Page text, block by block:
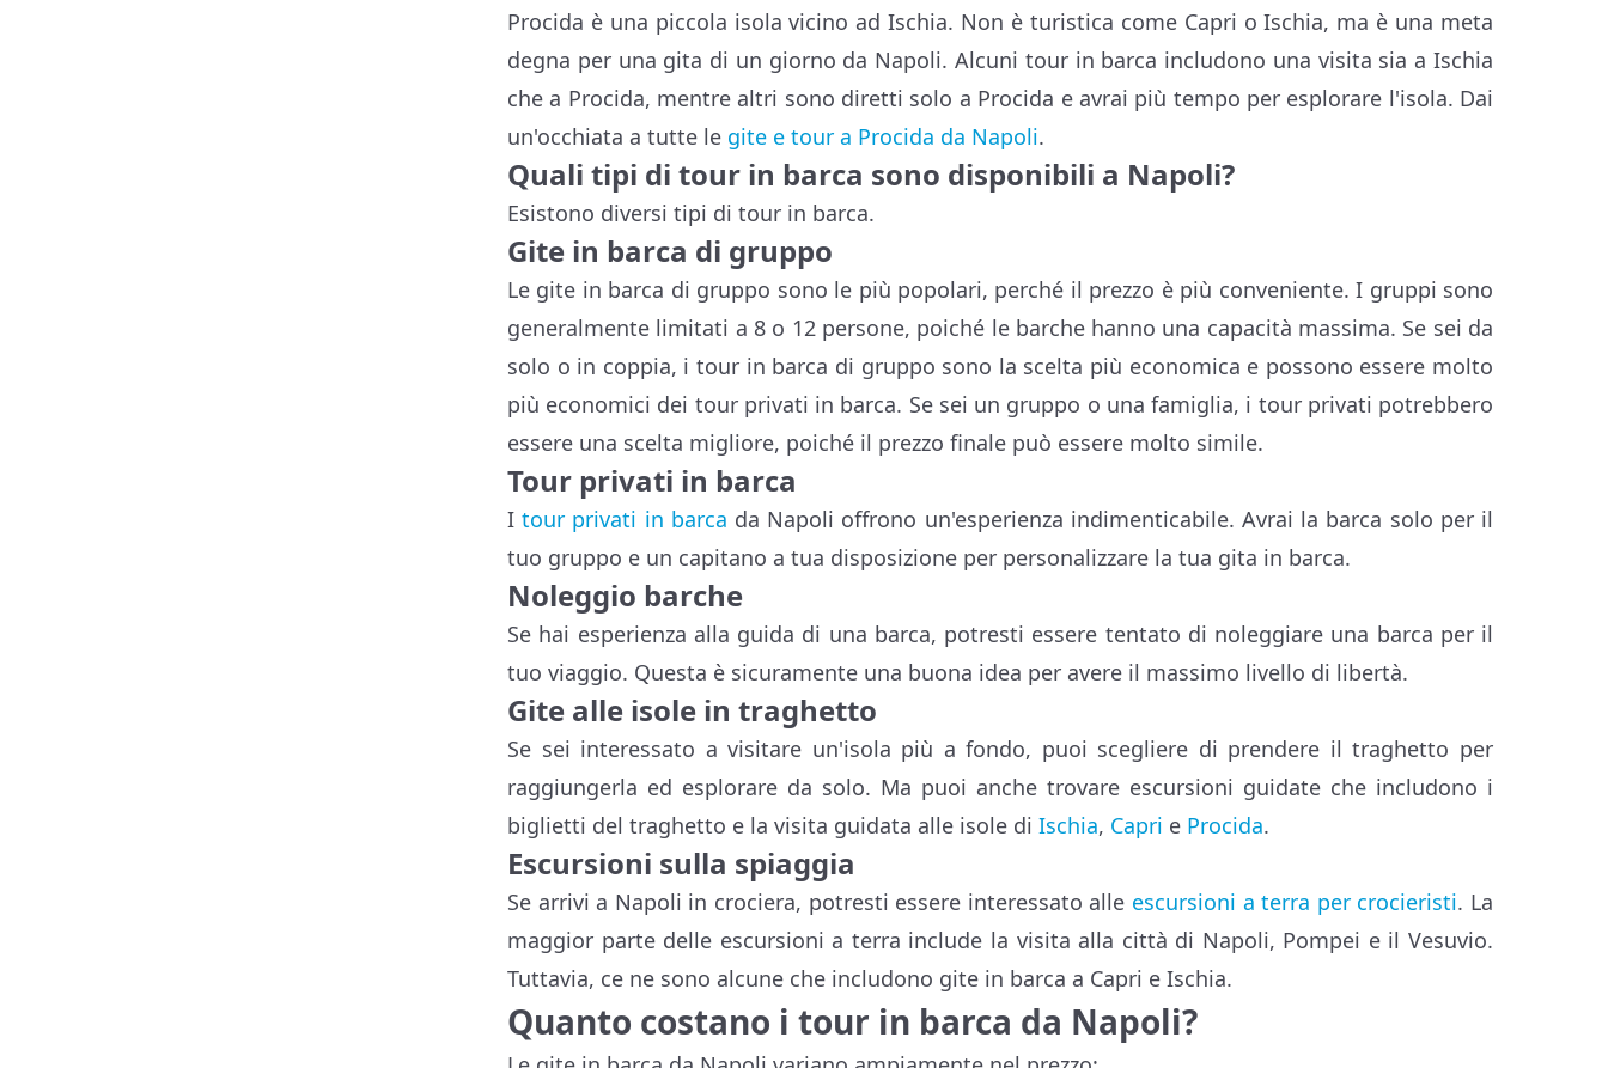
Procida è una piccola isola vicino ad Ischia. Non è turistica come Capri o Ischia, ma è una meta
degna per una gita di un giorno da Napoli. Alcuni tour in barca includono una visita sia a Ischia
che a Procida, mentre altri sono diretti solo a Procida e avrai più tempo per esplorare l'isola. Dai
un'occhiata a tutte le gite e tour a Procida da Napoli.
Quali tipi di tour in barca sono disponibili a Napoli?
Esistono diversi tipi di tour in barca.
Gite in barca di gruppo
Le gite in barca di gruppo sono le più popolari, perché il prezzo è più conveniente. I gruppi sono
generalmente limitati a 8 o 12 persone, poiché le barche hanno una capacità massima. Se sei da
solo o in coppia, i tour in barca di gruppo sono la scelta più economica e possono essere molto
più economici dei tour privati in barca. Se sei un gruppo o una famiglia, i tour privati potrebbero
essere una scelta migliore, poiché il prezzo finale può essere molto simile.
Tour privati in barca
Itour privati in barca da Napoli offrono un'esperienza indimenticabile. Avrai la barca solo per il
tuo gruppo e un capitano a tua disposizione per personalizzare la tua gita in barca.
Noleggio barche
Se hai esperienza alla guida di una barca, potresti essere tentato di noleggiare una barca per il
tuo viaggio. Questa è sicuramente una buona idea per avere il massimo livello di libertà.
Gite alle isole in traghetto
Se sei interessato a visitare un'isola più a fondo, puoi scegliere di prendere il traghetto per
raggiungerla ed esplorare da solo. Ma puoi anche trovare escursioni guidate che includono i
biglietti del traghetto e la visita guidata alle isole di Ischia, Capri e Procida.
Escursioni sulla spiaggia
Se arrivi a Napoli in crociera, potresti essere interessato alle escursioni a terra per crocieristi. La
maggior parte delle escursioni a terra include la visita alla città di Napoli, Pompei e il Vesuvio.
Tuttavia, ce ne sono alcune che includono gite in barca a Capri e Ischia.
Quanto costano i tour in barca da Napoli?